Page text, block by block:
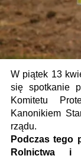
W piątek 13
się spotkanie
Komitetu
Kanonikiem
rządu.
Podczas tego
Rolnictwa i